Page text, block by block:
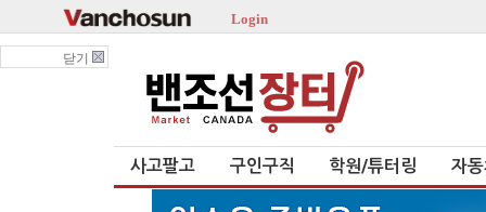
Login
닫기
사고팔고 구인구직 학원/튜터링 자